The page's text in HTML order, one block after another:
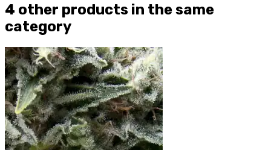
4 other products in the same
category